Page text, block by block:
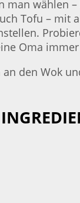
man wählen –
Tofu – mit
Oma immer
an den Wok